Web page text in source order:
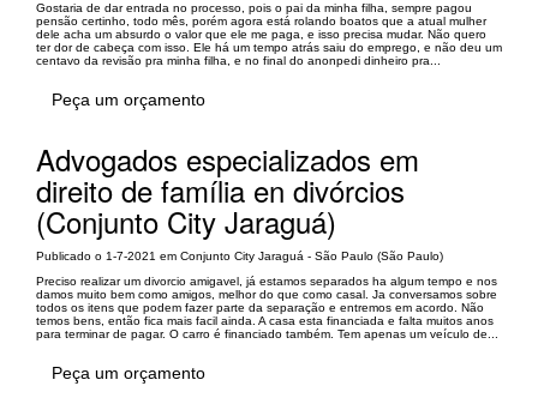
Gostaria de dar entrada no processo, pois o pai da minha filha, sempre pagou
pensão certinho, todo mês, porém agora está rolando boatos que a atual mulher
dele acha um absurdo o valor que ele me paga, e isso precisa mudar. Não quero
ter dor de cabeça com isso. Ele há um tempo atrás saiu do emprego, e não deu um
centavo da revisão pra minha filha, e no final do anonpedi dinheiro pra...
Peça um orçamento
Advogados especializados em
direito de família en divórcios
(Conjunto City Jaraguá)
Publicado o 1-7-2021 em Conjunto City Jaraguá - São Paulo (São Paulo)
Preciso realizar um divorcio amigavel, já estamos separados ha algum tempo e nos
damos muito bem como amigos, melhor do que como casal. Ja conversamos sobre
todos os itens que podem fazer parte da separação e entremos em acordo. Não
temos bens, então fica mais facil ainda. A casa esta financiada e falta muitos anos
para terminar de pagar. O carro é financiado também. Tem apenas um veículo de...
Peça um orçamento